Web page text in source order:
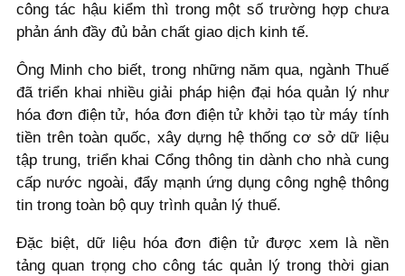
công tác hậu kiểm thì trong một số trường hợp chưa
phản ánh đầy đủ bản chất giao dịch kinh tế.
Ông Minh cho biết, trong những năm qua, ngành Thuế
đã triển khai nhiều giải pháp hiện đại hóa quản lý như
hóa đơn điện tử, hóa đơn điện tử khởi tạo từ máy tính
tiền trên toàn quốc, xây dựng hệ thống cơ sở dữ liệu
tập trung, triển khai Cổng thông tin dành cho nhà cung
cấp nước ngoài, đẩy mạnh ứng dụng công nghệ thông
tin trong toàn bộ quy trình quản lý thuế.
Đặc biệt, dữ liệu hóa đơn điện tử được xem là nền
tảng quan trọng cho công tác quản lý trong thời gian